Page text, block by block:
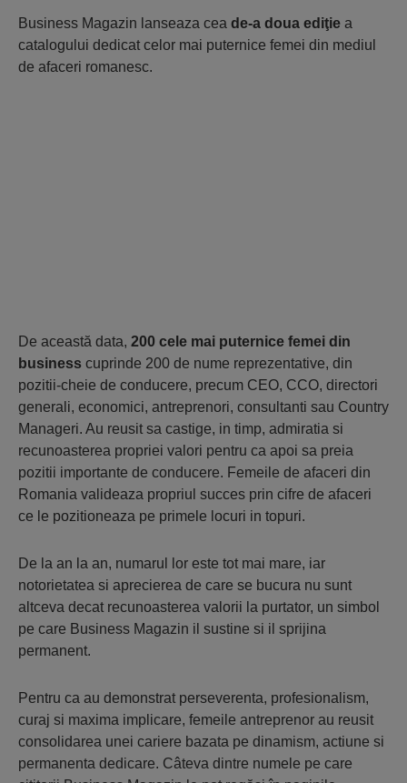
Business Magazin lanseaza cea de-a doua ediţie a
catalogului dedicat celor mai puternice femei din mediul
de afaceri romanesc.
De această data, 200 cele mai puternice femei din
business cuprinde 200 de nume reprezentative, din
pozitii-cheie de conducere, precum CEO, CCO, directori
generali, economici, antreprenori, consultanti sau Country
Manageri. Au reusit sa castige, in timp, admiratia si
recunoasterea propriei valori pentru ca apoi sa preia
pozitii importante de conducere. Femeile de afaceri din
Romania valideaza propriul succes prin cifre de afaceri
ce le pozitioneaza pe primele locuri in topuri.
De la an la an, numarul lor este tot mai mare, iar
notorietatea si aprecierea de care se bucura nu sunt
altceva decat recunoasterea valorii la purtator, un simbol
pe care Business Magazin il sustine si il sprijina
permanent.
Pentru ca au demonstrat perseverenta, profesionalism,
curaj si maxima implicare, femeile antreprenor au reusit
consolidarea unei cariere bazata pe dinamism, actiune si
permanenta dedicare. Câteva dintre numele pe care